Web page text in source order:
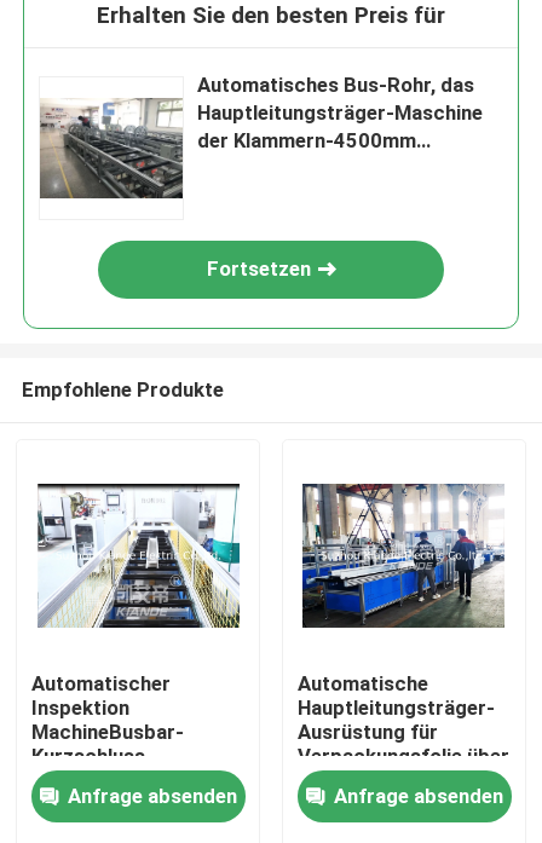
Erhalten Sie den besten Preis für
Automatisches Bus-Rohr, das
Hauptleitungsträger-Maschine
der Klammern-4500mm
Fortsetzen
Empfohlene Produkte
Automatischer
Inspektion
MachineBusbar-
Kurzschluss-
Widerstand
Isolierinspektions-
Maschine für Busduct
Anfrage absenden
Automatische
Hauptleitungsträger-
Ausrüstung für
Verpackungsfolie über
Busbuct weg von
StaubAnfrage absenden